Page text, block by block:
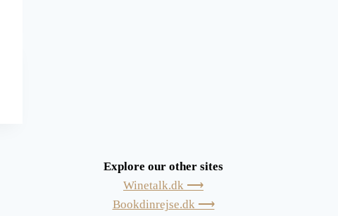
Explore our other sites
Winetalk.dk ⟶
Bookdinrejse.dk ⟶